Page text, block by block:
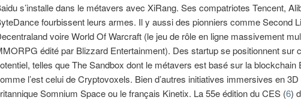
s’installe dans le métavers avec XiRang. Ses compatriotes Tencent,
fourbissent leurs armes. Il y aussi des pionniers comme Second
voire World Of Warcraft (le jeu de rôle en ligne massivement
édité par Blizzard Entertainment). Des startup se positionnent sur
telles que The Sandbox dont le métavers est basé sur la blockchain
l’est celui de Cryptovoxels. Bien d’autres initiatives immersives en
Somnium Space ou le français Kinetix. La 55e édition du CES (6)